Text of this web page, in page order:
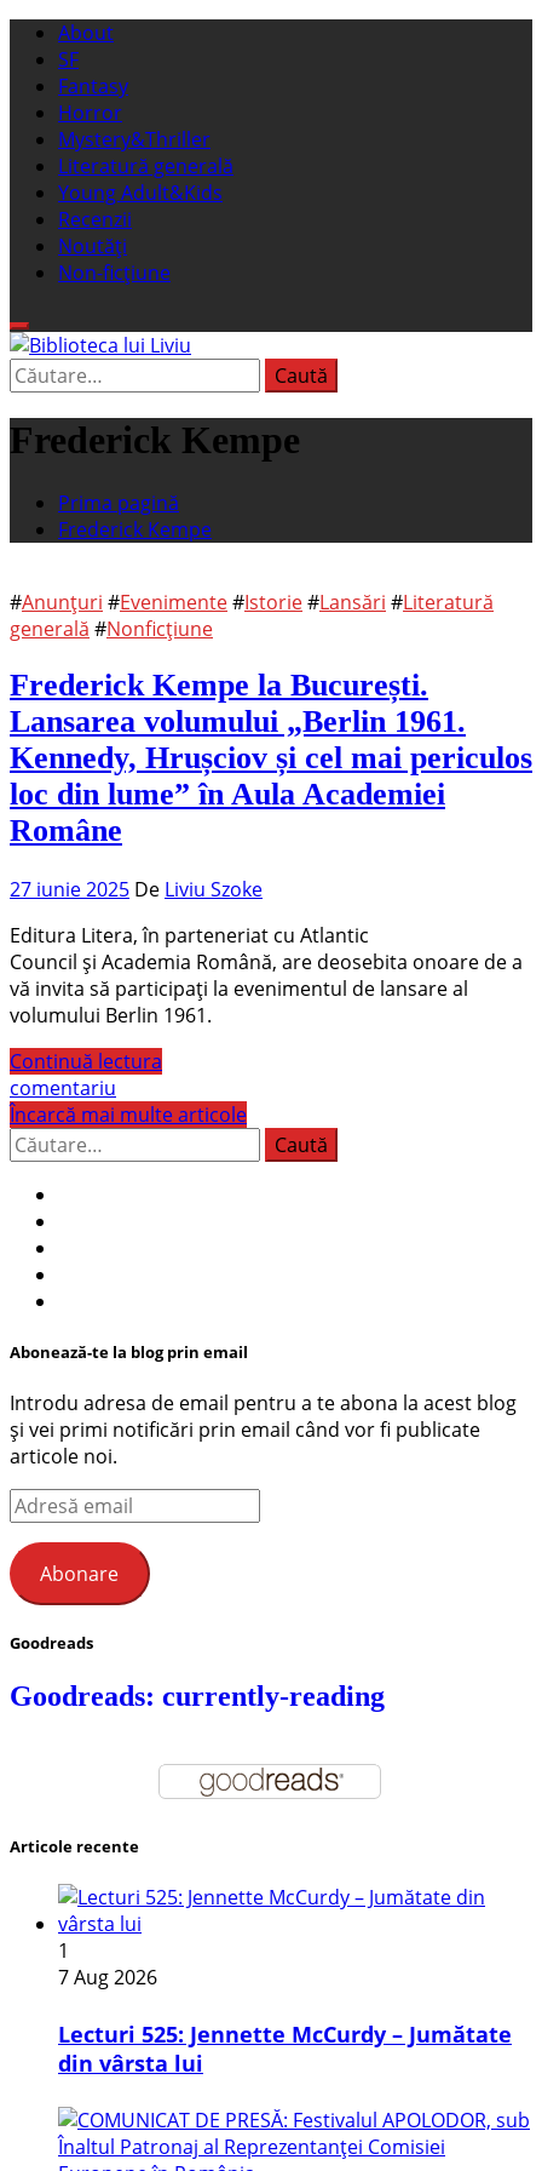
Sari
conținut
Meniu
principal
About
SF
Fantasy
Horror
Mystery&Thriller
Literatură generală
Young Adult&Kids
Recenzii
Noutăți
Non-ficțiune
Biblioteca lui Liviu
Fostul blog FanSF
Caută
după:
Frederick Kempe
Prima pagină
Frederick Kempe
#Anunțuri #Evenimente#Istorie#Lansări #Literatură
generală #Nonficțiune
Frederick Kempe la București.
Lansarea volumului „Berlin 1961.
Kennedy, Hrușciov și cel mai periculos
loc din lume” în Aula Academiei
Române
27 iunie 2025 De Liviu Szoke
Editura Litera, în parteneriat cu Atlantic
Council și Academia Română, are deosebita onoare de a
vă invita să participați la evenimentul de lansare al
volumului Berlin 1961.
Continuă lectura
comentariu
Încarcă mai multe articole
Caută
după:
Abonează-te la blog prin email
Introdu adresa de email pentru a te abona la acest blog
și vei primi notificări prin email când vor fi publicate
articole noi.
Adresă
email
Abonare
Goodreads
Goodreads: currently-reading
Articole recente
1
7 Aug 2026
Lecturi 525: Jennette McCurdy – Jumătate
din vârsta lui